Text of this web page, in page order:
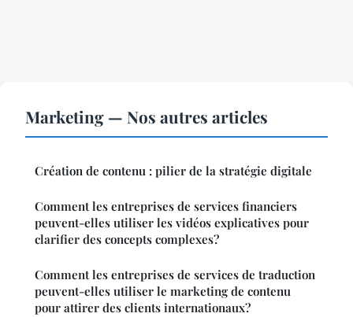
Marketing — Nos autres articles
Création de contenu : pilier de la stratégie digitale
Comment les entreprises de services financiers
peuvent-elles utiliser les vidéos explicatives pour
clarifier des concepts complexes?
Comment les entreprises de services de traduction
peuvent-elles utiliser le marketing de contenu
pour attirer des clients internationaux?